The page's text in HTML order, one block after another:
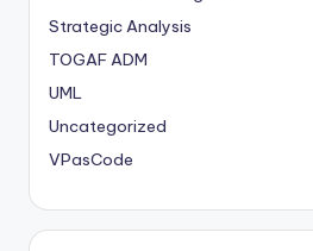
r
e
n
u
Strategic Analysis
TOGAF ADM
UML
Uncategorized
VPasCode